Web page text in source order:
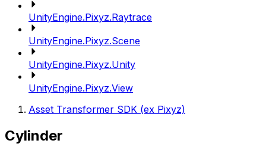
UnityEngine.Pixyz.Raytrace
UnityEngine.Pixyz.Scene
UnityEngine.Pixyz.Unity
UnityEngine.Pixyz.View
Asset Transformer SDK (ex Pixyz)
Cylinder